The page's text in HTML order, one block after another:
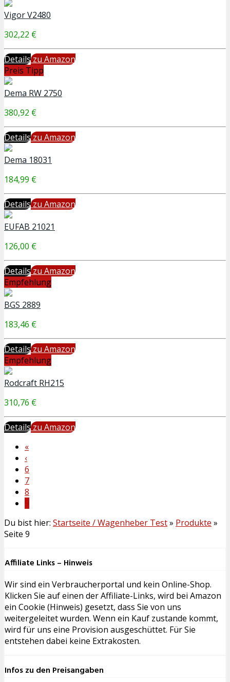
Vigor V2480
302,22 €
Detailszu Amazon
Preis Tipp
Dema RW 2750
380,92 €
Detailszu Amazon
Dema 18031
184,99 €
Detailszu Amazon
EUFAB 21021
126,00 €
Detailszu Amazon
Empfehlung
BGS 2889
183,46 €
Detailszu Amazon
Empfehlung
Rodcraft RH215
310,76 €
Detailszu Amazon
«
‹
6
7
8
Du bist hier: Startseite / Wagenheber Test» Produkte »
Seite 9
Affiliate Links – Hinweis
Wir sind ein Verbraucherportal und kein Online-Shop.
Klicken Sie auf einen der Affiliate-Links, wird bei Amazon
ein Cookie (Hinweis) gesetzt, dass Sie von uns
weitergeleitet wurden. Wenn ein Kauf zustande kommt,
wird für uns eine Provision ausgeschüttet. Für Sie
entstehen dabei keine Extrakosten.
Infos zu den Preisangaben